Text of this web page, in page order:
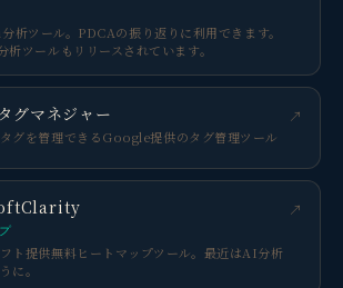
析ツール。PDCAの振り返りに利用できます。
析ツールもリリースされています。
グマネジャー
グを管理できるGoogle提供のタグ管理ツール
↗
ト提供無料ヒートマップツール。最近はAI分析
に。
↗